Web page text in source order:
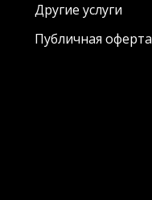
Другие услуги
Публичная оферта